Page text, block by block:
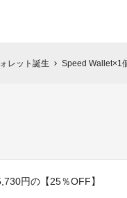
レット誕生 chevron_right Speed Wallet×1
円の【25％OFF】